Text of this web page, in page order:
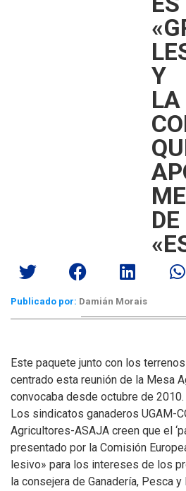
Y
LA
DE
Publicado por: Damián Morais
Este paquete junto con los
centrado esta reunión de la Mesa
convocaba desde octubre de 2010.
Los sindicatos ganaderos UGAM-
Agricultores-ASAJA creen que el
presentado por la Comisión
lesivo» para los intereses de los
la consejera de Ganadería, Pesca